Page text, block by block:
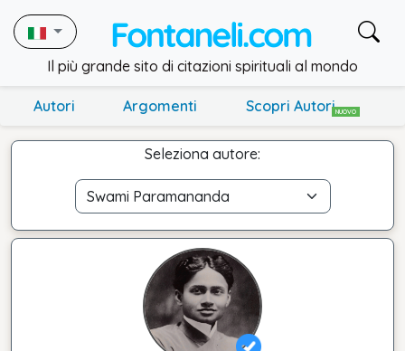
Il più grande sito di citazioni spirituali al mondo
Autori Argomenti Scopri AutoriNUOVO
Seleziona autore: